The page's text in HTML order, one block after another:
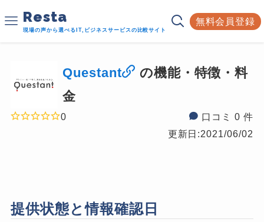
Resta
現場の声から選べるIT,ビジネスサービスの比較サイト
無料会員登録
Questant
の機能・特徴・料
金
0
口コミ 0 件
更新日:2021/06/02
提供状態と情報確認日